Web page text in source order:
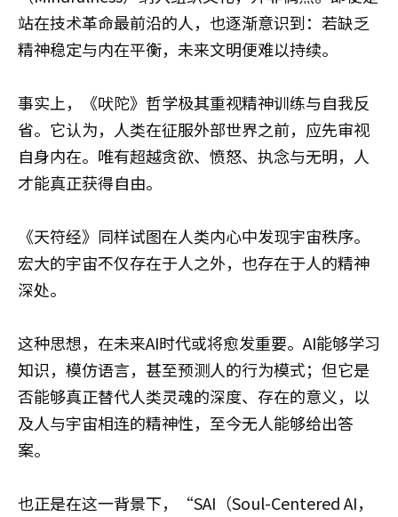
站在技术革命最前沿的人，也逐渐意识到：若缺乏
精神稳定与内在平衡，未来文明便难以持续。
事实上，《吠陀》哲学极其重视精神训练与自我反
省。它认为，人类在征服外部世界之前，应先审视
自身内在。唯有超越贪欲、愤怒、执念与无明，人
才能真正获得自由。
《天符经》同样试图在人类内心中发现宇宙秩序。
宏大的宇宙不仅存在于人之外，也存在于人的精神
深处。
这种思想，在未来AI时代或将愈发重要。AI能够学习
知识，模仿语言，甚至预测人的行为模式；但它是
否能够真正替代人类灵魂的深度、存在的意义，以
及人与宇宙相连的精神性，至今无人能够给出答
案。
也正是在这一背景下，“SAI（Soul-Centered AI，